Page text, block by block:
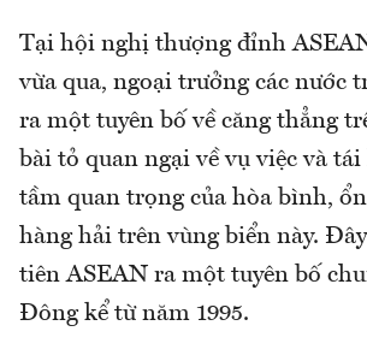
Tại hội nghị thượng đỉnh
vừa qua, ngoại trưởng các nước
ra một tuyên bố về căng thẳng
bài tỏ quan ngại về vụ việc và
tầm quan trọng của hòa bình,
hàng hải trên vùng biển này.
tiên ASEAN ra một tuyên bố
Đông kể từ năm 1995.